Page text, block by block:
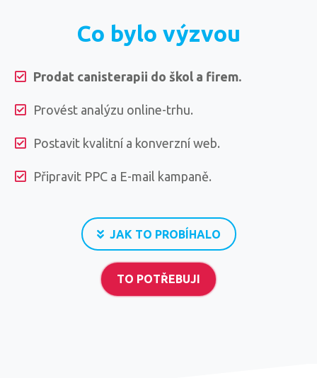
Co bylo výzvou
Prodat canisterapii do škol a firem.
Provést analýzu online-trhu.
Postavit kvalitní a konverzní web.
Připravit PPC a E-mail kampaně.
JAK TO PROBÍHALO
TO POTŘEBUJI